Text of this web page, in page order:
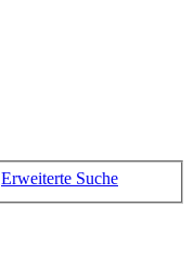
Erweiterte Suche